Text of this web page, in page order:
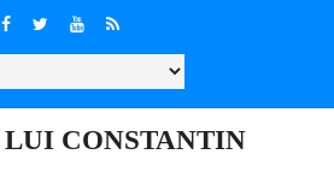
CONSTANTIN